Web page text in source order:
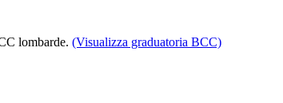
lombarde. (Visualizza graduatoria BCC)